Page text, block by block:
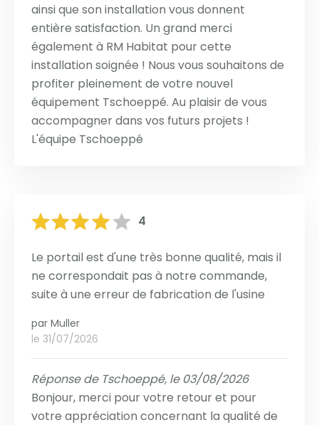
ainsi que son installation vous donnent
entière satisfaction. Un grand merci
également à RM Habitat pour cette
installation soignée ! Nous vous souhaitons de
profiter pleinement de votre nouvel
équipement Tschoeppé. Au plaisir de vous
accompagner dans vos futurs projets !
L'équipe Tschoeppé
4
Le portail est d'une très bonne qualité, mais il
ne correspondait pas à notre commande,
suite à une erreur de fabrication de l'usine
par Muller
le 31/07/2026
Réponse de Tschoeppé, le 03/08/2026
Bonjour, merci pour votre retour et pour
votre appréciation concernant la qualité de